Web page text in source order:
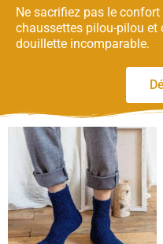
Ne sacrifiez pas le
chaussettes pilou-pilou et
douillette incomparable.